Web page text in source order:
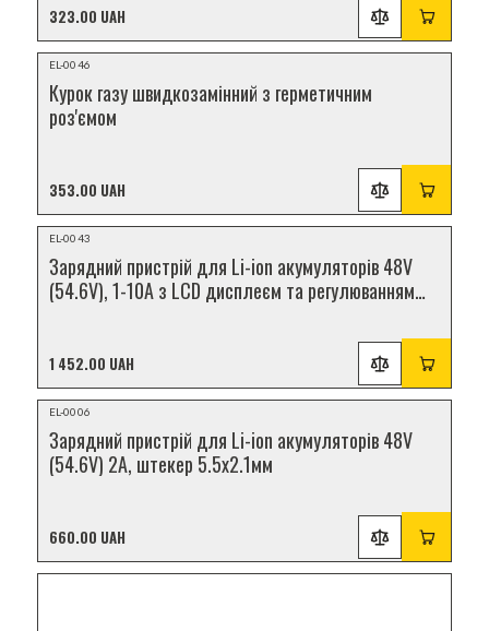
323.00 UAH
НОВИНКА
Відеоогляд
EL-0046
Курок газу швидкозамінний з герметичним
роз'ємом
353.00 UAH
НОВИНКА
EL-0043
Зарядний пристрій для Li-ion акумуляторів 48V
(54.6V), 1-10A з LCD дисплеєм та регулюванням
1 452.00 UAH
НОВИНКА
EL-0006
Зарядний пристрій для Li-ion акумуляторів 48V
(54.6V) 2A, штекер 5.5x2.1мм
660.00 UAH